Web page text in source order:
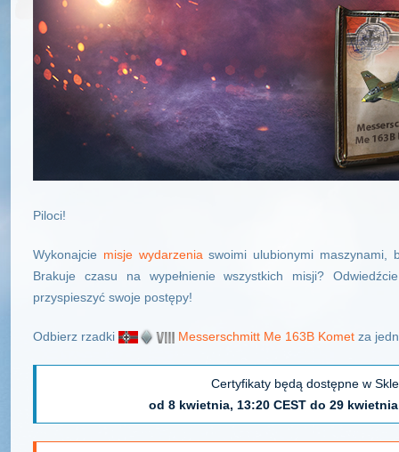
Piloci!
Wykonajcie misje wydarzenia swoimi ulubionymi maszynami,
Brakuje czasu na wypełnienie wszystkich misji?
przyspieszyć swoje postępy!
Odbierz rzadki Messerschmitt Me 163B Komet za
Certyfikaty będą dostępne w
od 8 kwietnia, 13:20 CEST do 29